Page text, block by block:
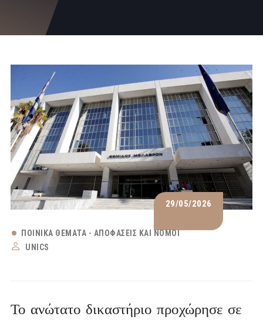
29/05/2026
ΠΟΙΝΙΚΆ ΘΈΜΑΤΑ - ΑΠΟΦΆΣΕΙΣ ΚΑΙ ΝΌΜΟΙ
UNICS
Το ανώτατο δικαστήριο προχώρησε σε